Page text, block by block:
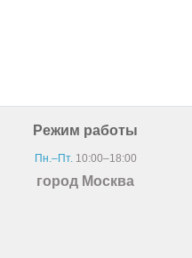
Режим работы
Пн.–Пт.10:00–18:00
город Москва